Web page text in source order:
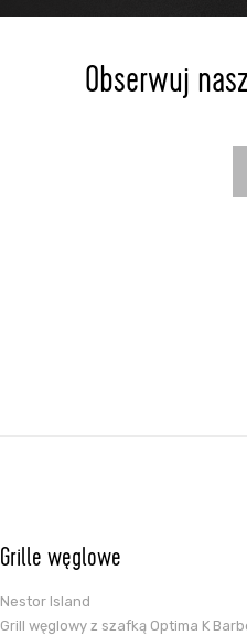
Obserwuj
Grille węglowe
Nestor Island
Grill węglowy z szafką Optima K